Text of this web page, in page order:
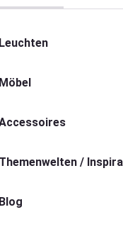
Leuchten
Möbel
Themenwelten /
Blog